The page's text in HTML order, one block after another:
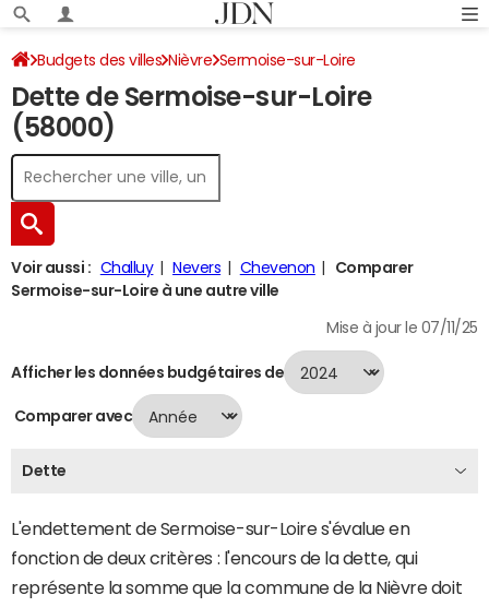
Budgets des villes Nièvre Sermoise-sur-Loire
Dette au 31/12/2024
Dette de Sermoise-sur-Loire
(58000)
Voir aussi : Challuy Nevers Chevenon
Comparer
Sermoise-sur-Loire à une autre ville
Mise à jour le 07/11/25
Afficher les données budgétaires de
Comparer avec
Dette
L'endettement de Sermoise-sur-Loire s'évalue en
fonction de deux critères : l'encours de la dette, qui
représente la somme que la commune de la Nièvre doit